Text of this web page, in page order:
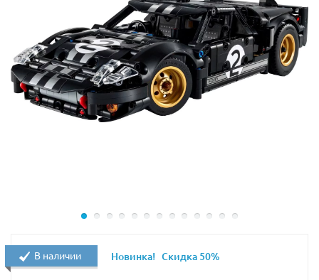
шлем с узнаваемым дизайном;
кубок победителя — символ триумфа;
подставка в виде подиума: на ней размещено
изображение Михаэля Шумахера и его
знаменитая цитата.
В наличии Новинка! Скидка 50%